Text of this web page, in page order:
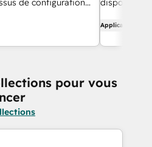
de configuration
des
disponibles
sur
Application
pour vous